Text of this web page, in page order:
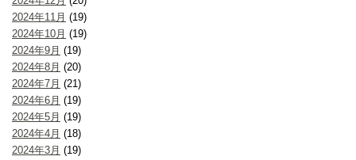
2024年11月 (19)
2024年10月 (19)
2024年9月 (19)
2024年8月 (20)
2024年7月 (21)
2024年6月 (19)
2024年5月 (19)
2024年4月 (18)
2024年3月 (19)